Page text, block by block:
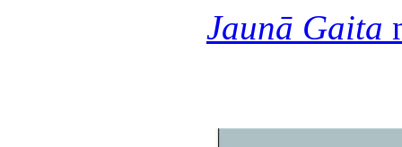
Jaunā Gaita